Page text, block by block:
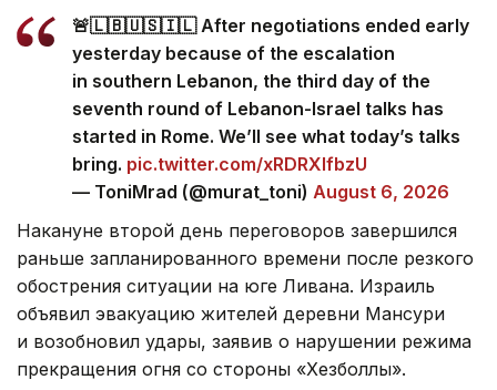
🚨🇱🇧🇺🇸🇮🇱 After negotiations ended early
yesterday because of the escalation
in southern Lebanon, the third day of the
seventh round of Lebanon-Israel talks has
started in Rome. We’ll see what today’s talks
bring. pic.twitter.com/xRDRXlfbzU
— ToniMrad (@murat_toni) August 6, 2026
Накануне второй день переговоров завершился
раньше запланированного времени после резкого
обострения ситуации на юге Ливана. Израиль
объявил эвакуацию жителей деревни Мансури
и возобновил удары, заявив о нарушении режима
прекращения огня со стороны «Хезболлы».